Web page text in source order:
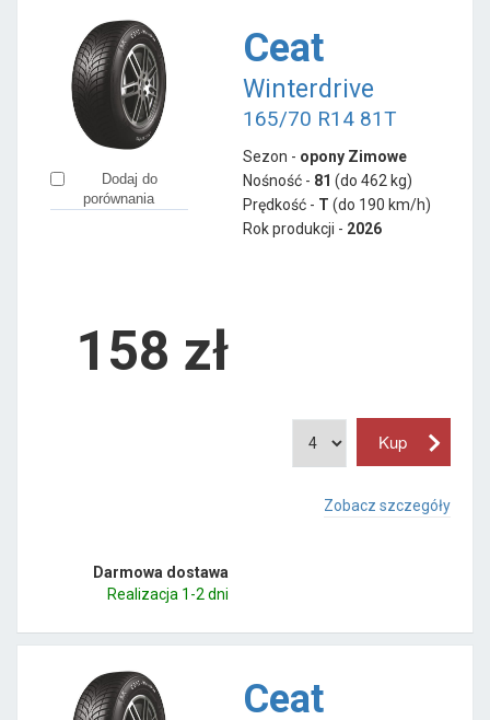
Dodaj do
porównania
Ceat
Winterdrive
165/70 R14 81T
Sezon - opony Zimowe
Nośność - 81 (do 462 kg)
Prędkość - T (do 190 km/h)
Rok produkcji - 2026
158 zł
Zobacz szczegóły
Darmowa dostawa
Realizacja 1-2 dni
Ceat